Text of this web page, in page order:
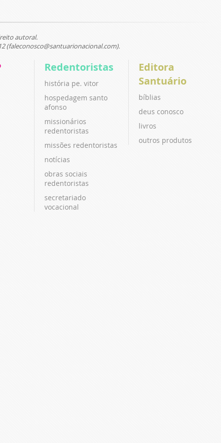
autoral.
(faleconosco@santuarionacional.com).
Redentoristas
história pe. vitor
hospedagem santo
afonso
missionários
redentoristas
missões redentoristas
notícias
obras sociais
redentoristas
secretariado
vocacional
Editora
Santuário
bíblias
deus conosco
livros
outros produtos